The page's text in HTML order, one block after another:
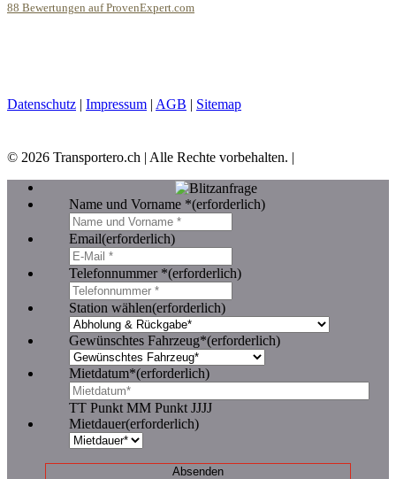
88 Bewertungen auf ProvenExpert.com
Datenschutz | Impressum | AGB | Sitemap
© 2026 Transportero.ch | Alle Rechte vorbehalten. |
Name und Vorname *(erforderlich)
Email(erforderlich)
Telefonnummer *(erforderlich)
Station wählen(erforderlich)
Gewünschtes Fahrzeug*(erforderlich)
Mietdatum*(erforderlich)
TT Punkt MM Punkt JJJJ
Mietdauer(erforderlich)